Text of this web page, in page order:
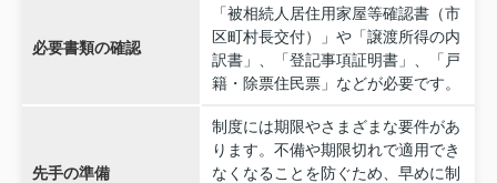
必要書類の確認
「被相続人居住用家屋等確認書（市
区町村長交付）」や「譲渡所得の内
訳書」、「登記事項証明書」、「戸
籍・除票住民票」などが必要です。
先手の準備
制度には期限やさまざまな要件があ
ります。不備や期限切れで適用でき
なくなることを防ぐため、早めに制